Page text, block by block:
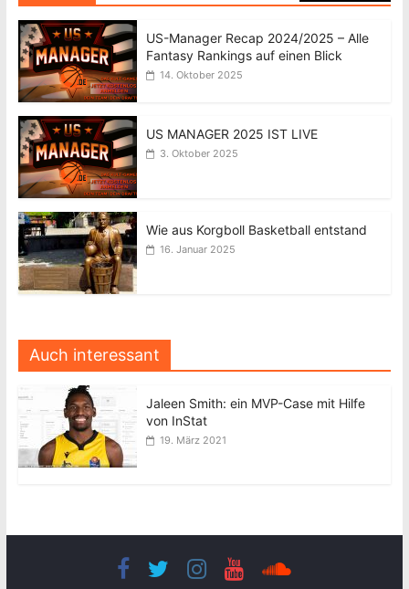
US-Manager Recap 2024/2025 – Alle
Fantasy Rankings auf einen Blick
14. Oktober 2025
US MANAGER 2025 IST LIVE
3. Oktober 2025
Wie aus Korgboll Basketball entstand
16. Januar 2025
Auch interessant
Jaleen Smith: ein MVP-Case mit Hilfe
von InStat
19. März 2021